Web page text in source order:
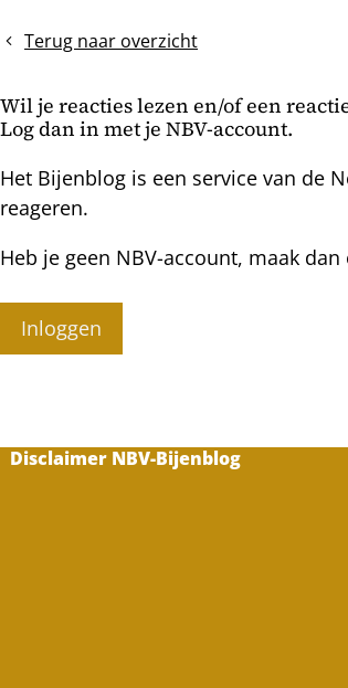
langerTerug naar overzicht
Wil je reacties lezen en/of een
Log dan in met je NBV-account.
Het Bijenblog is een service van de
reageren.
Heb je geen NBV-account, maak
Inloggen
Disclaimer NBV-Bijenblog